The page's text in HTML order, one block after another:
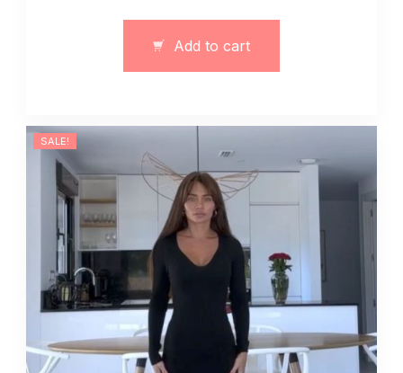
czarny
quantity
Add to cart
SALE!